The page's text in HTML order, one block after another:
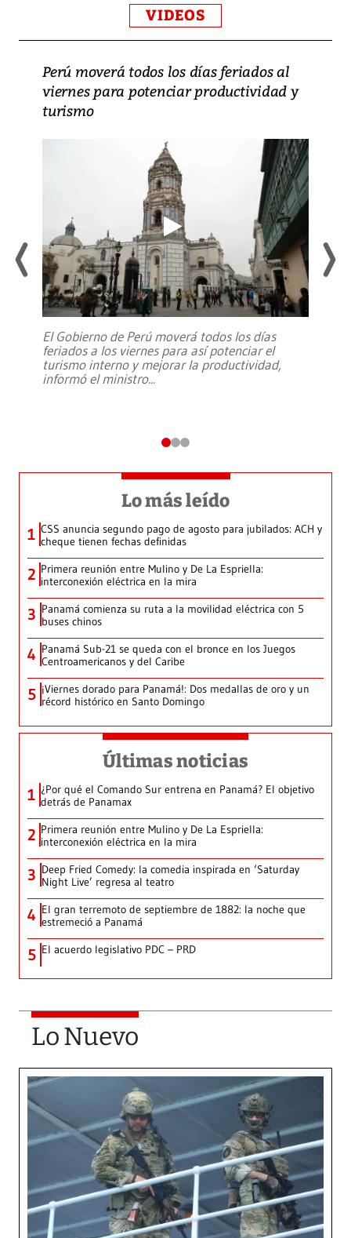
VIDEOS
Perú moverá todos los días feriados al
viernes para potenciar productividad y
turismo
El Gobierno de Perú moverá todos los días
feriados a los viernes para así potenciar el
turismo interno y mejorar la productividad,
informó el ministro...
Lo más leído
1 CSS anuncia segundo pago de agosto para jubilados: ACH y
cheque tienen fechas definidas
2 Primera reunión entre Mulino y De La Espriella:
interconexión eléctrica en la mira
3 Panamá comienza su ruta a la movilidad eléctrica con 5
buses chinos
4 Panamá Sub-21 se queda con el bronce en los Juegos
Centroamericanos y del Caribe
5 ¡Viernes dorado para Panamá!: Dos medallas de oro y un
récord histórico en Santo Domingo
Últimas noticias
1 ¿Por qué el Comando Sur entrena en Panamá? El objetivo
detrás de Panamax
2 Primera reunión entre Mulino y De La Espriella:
interconexión eléctrica en la mira
3 Deep Fried Comedy: la comedia inspirada en ‘Saturday
Night Live’ regresa al teatro
4 El gran terremoto de septiembre de 1882: la noche que
estremeció a Panamá
5 El acuerdo legislativo PDC – PRD
Lo Nuevo